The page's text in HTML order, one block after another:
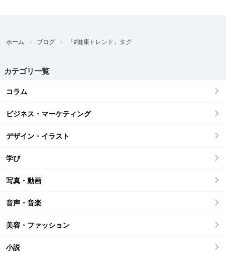
ホーム ブログ 「#健康トレンド」タグ
カテゴリ一覧
コラム
ビジネス・マーケティング
デザイン・イラスト
学び
写真・動画
音声・音楽
美容・ファッション
小説